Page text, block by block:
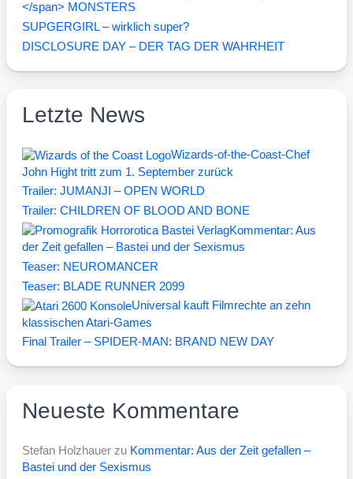
</span> MONSTERS
SUPGERGIRL – wirklich super?
DISCLOSURE DAY – DER TAG DER WAHRHEIT
Letzte News
Wizards-of-the-Coast-Chef
John Hight tritt zum 1. September zurück
Trailer: JUMANJI – OPEN WORLD
Trailer: CHILDREN OF BLOOD AND BONE
Kommentar: Aus
der Zeit gefallen – Bastei und der Sexismus
Teaser: NEUROMANCER
Teaser: BLADE RUNNER 2099
Universal kauft Filmrechte an zehn
klassischen Atari-Games
Final Trailer – SPIDER-MAN: BRAND NEW DAY
Neueste Kommentare
Stefan Holzhauer zu Kommentar: Aus der Zeit gefallen –
Bastei und der Sexismus